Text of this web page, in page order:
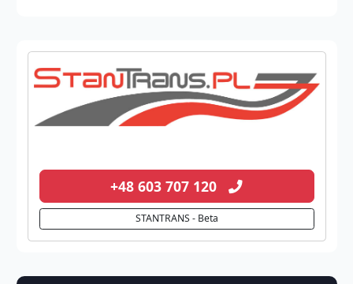
+48 603 707 120
STANTRANS - Beta